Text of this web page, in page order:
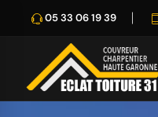
05 33 06 19 39